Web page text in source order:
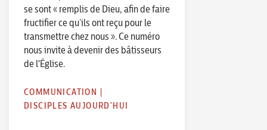
se sont « remplis de Dieu, afin de faire
fructifier ce qu’ils ont reçu pour le
transmettre chez nous ». Ce numéro
nous invite à devenir des bâtisseurs
de l'Église.
COMMUNICATION |
DISCIPLES AUJOURD'HUI